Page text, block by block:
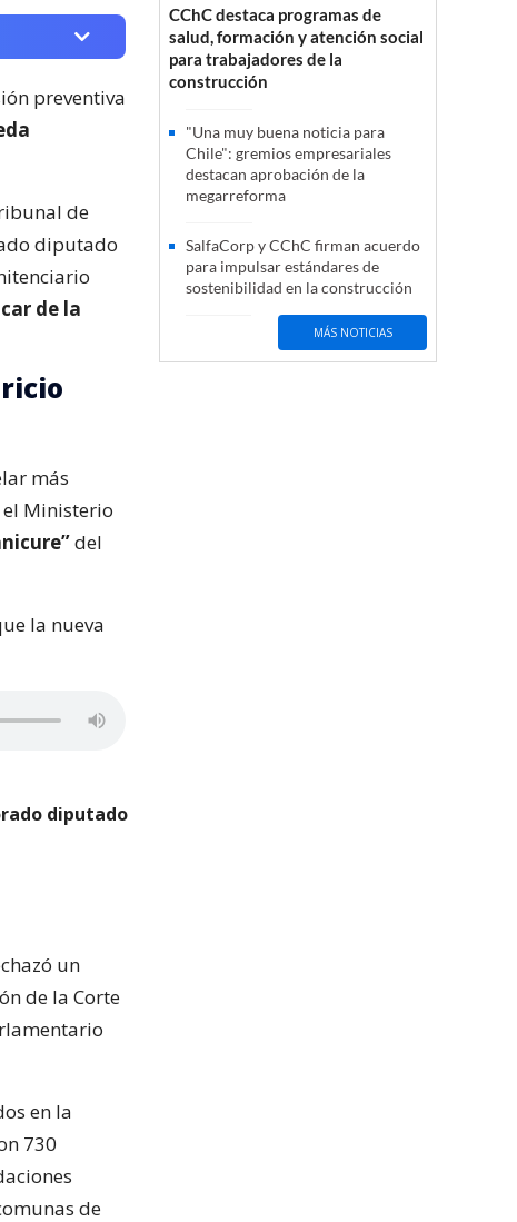
preventiva
de
diputado
de la
más
el Ministerio
del
la nueva
diputado
un
de la Corte
en la
730
de
CChC destaca programas de
salud, formación y atención social
para trabajadores de la
construcción
"Una muy buena noticia para
Chile": gremios empresariales
destacan aprobación de la
megarreforma
SalfaCorp y CChC firman acuerdo
para impulsar estándares de
sostenibilidad en la construcción
MÁS NOTICIAS